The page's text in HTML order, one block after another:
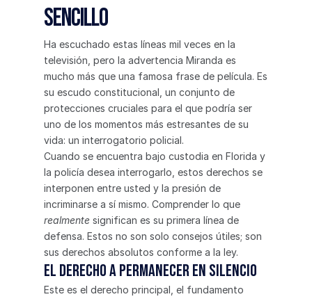
sencillo
Ha escuchado estas líneas mil veces en la
televisión, pero la advertencia Miranda es
mucho más que una famosa frase de película. Es
su escudo constitucional, un conjunto de
protecciones cruciales para el que podría ser
uno de los momentos más estresantes de su
vida: un interrogatorio policial.
Cuando se encuentra bajo custodia en Florida y
la policía desea interrogarlo, estos derechos se
interponen entre usted y la presión de
incriminarse a sí mismo. Comprender lo que
realmente significan es su primera línea de
defensa. Estos no son solo consejos útiles; son
sus derechos absolutos conforme a la ley.
El derecho a permanecer en silencio
Este es el derecho principal, el fundamento